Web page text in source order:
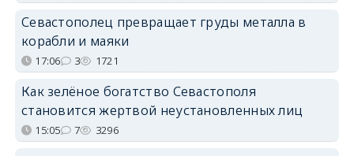
Севастополец превращает груды металла в
корабли и маяки
17:06 3 1721
Как зелёное богатство Севастополя
становится жертвой неустановленных лиц
15:05 7 3296